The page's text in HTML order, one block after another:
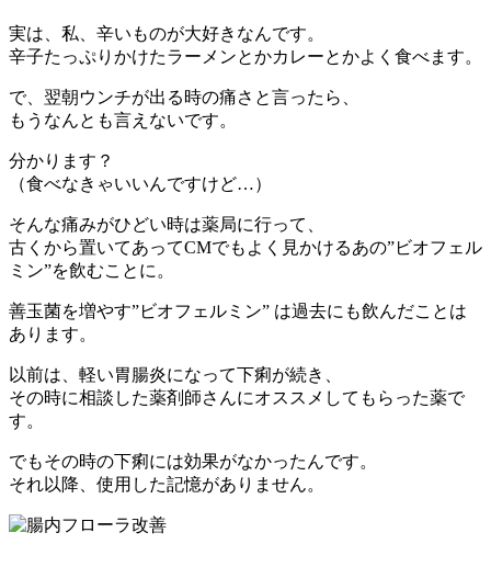
実は、私、辛いものが大好きなんです。
辛子たっぷりかけたラーメンとかカレーとかよく食べます。
で、翌朝ウンチが出る時の痛さと言ったら、
もうなんとも言えないです。
分かります？
（食べなきゃいいんですけど…）
そんな痛みがひどい時は薬局に行って、
古くから置いてあってCMでもよく見かけるあの”ビオフェル
ミン”を飲むことに。
善玉菌を増やす”ビオフェルミン” は過去にも飲んだことは
あります。
以前は、軽い胃腸炎になって下痢が続き、
その時に相談した薬剤師さんにオススメしてもらった薬で
す。
でもその時の下痢には効果がなかったんです。
それ以降、使用した記憶がありません。